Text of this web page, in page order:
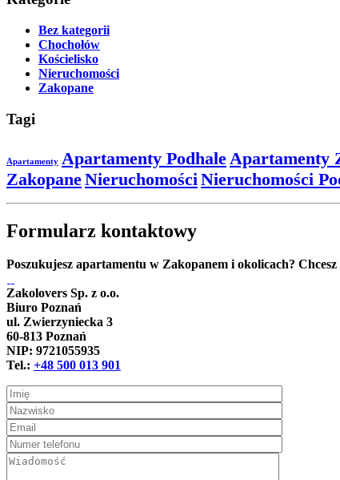
Bez kategorii
Chochołów
Kościelisko
Nieruchomości
Zakopane
Tagi
Apartamenty Apartamenty Podhale Apartamenty
ZakopaneNieruchomości Nieruchomości
Formularz kontaktowy
Poszukujesz apartamentu w Zakopanem i okolicach?
Zakolovers Sp. z o.o.
Biuro Poznań
ul. Zwierzyniecka 3
60-813 Poznań
NIP: 9721055935
Tel.: +48 500 013 901